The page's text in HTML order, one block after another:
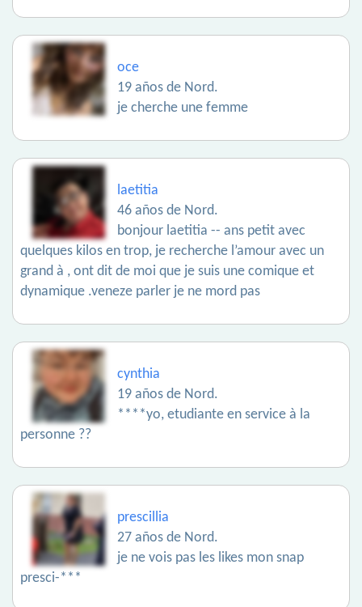
oce
19 años de Nord.
je cherche une femme
laetitia
46 años de Nord.
bonjour laetitia -- ans petit avec
quelques kilos en trop, je recherche l’amour avec un
grand à , ont dit de moi que je suis une comique et
dynamique .veneze parler je ne mord pas
cynthia
19 años de Nord.
****yo, etudiante en service à la
personne ??
prescillia
27 años de Nord.
je ne vois pas les likes mon snap
presci-***